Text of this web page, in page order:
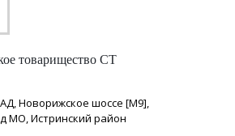
товарищество СТ
Новорижское шоссе [М9],
МО, Истринский район